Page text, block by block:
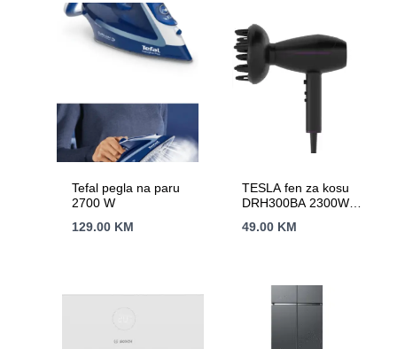
Tefal pegla na paru
2700 W
129.00 KM
TESLA fen za kosu
DRH300BA 2300W /
HAIRDRYER
49.00 KM